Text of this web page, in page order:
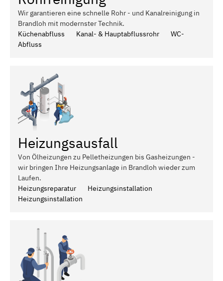
Wir garantieren eine schnelle Rohr - und Kanalreinigung in
Brandloh mit modernster Technik.
Küchenabfluss
Kanal- & Hauptabflussrohr
WC-
Abfluss
Heizungsausfall
Von Ölheizungen zu Pelletheizungen bis Gasheizungen -
wir bringen Ihre Heizungsanlage in Brandloh wieder zum
Laufen.
Heizungsreparatur
Heizungsinstallation
Heizungsinstallation